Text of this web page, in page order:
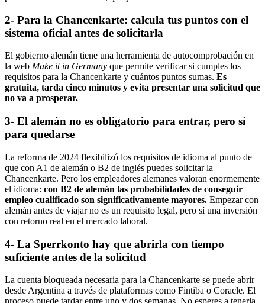
2- Para la Chancenkarte: calcula tus puntos con el
sistema oficial antes de solicitarla
El gobierno alemán tiene una herramienta de autocomprobación en
la web Make it in Germany que permite verificar si cumples los
requisitos para la Chancenkarte y cuántos puntos sumas. Es
gratuita, tarda cinco minutos y evita presentar una solicitud que
no va a prosperar.
3- El alemán no es obligatorio para entrar, pero sí
para quedarse
La reforma de 2024 flexibilizó los requisitos de idioma al punto de
que con A1 de alemán o B2 de inglés puedes solicitar la
Chancenkarte. Pero los empleadores alemanes valoran enormemente
el idioma: con B2 de alemán las probabilidades de conseguir
empleo cualificado son significativamente mayores. Empezar con
alemán antes de viajar no es un requisito legal, pero sí una inversión
con retorno real en el mercado laboral.
4- La Sperrkonto hay que abrirla con tiempo
suficiente antes de la solicitud
La cuenta bloqueada necesaria para la Chancenkarte se puede abrir
desde Argentina a través de plataformas como Fintiba o Coracle. El